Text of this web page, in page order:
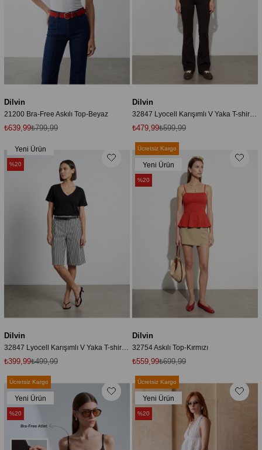
Dilvin
21200 Bra-Free Askılı Top-Beyaz
₺639,99₺799,99
Dilvin
32847 Lyocell Karışımlı V Yaka T-shirt-Koyu Kahve
₺479,99₺599,99
Dilvin
₺399,99₺499,99
Yeni Ürün
%20
Dilvin
32754 Askılı Top-Kırmızı
₺559,99₺699,99
Ücretsiz Kargo
Yeni Ürün
%20
Ücretsiz Kargo
Yeni Ürün
%20
Ücretsiz Kargo
Yeni Ürün
%20